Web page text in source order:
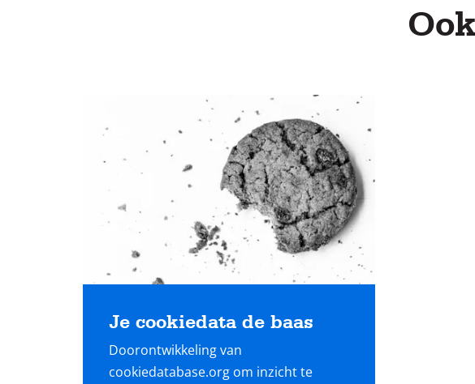
Je cookiedata de baas
Doorontwikkeling van
cookiedatabase.org om inzicht te
meer